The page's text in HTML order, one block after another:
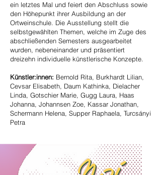
ein letztes Mal und feiert den Abschluss sowie
den Höhepunkt ihrer Ausbildung an der
Ortweinschule. Die Ausstellung stellt die
selbstgewählten Themen, welche im Zuge des
abschließenden Semesters ausgearbeitet
wurden, nebeneinander und präsentiert
dreizehn individuelle künstlerische Konzepte.
Künstler:innen: Bernold Rita, Burkhardt Lilian,
Cevsar Elisabeth, Daum Kathinka, Dielacher
Linda, Gotschier Marie, Gugg Laura, Haas
Johanna, Johannsen Zoe, Kassar Jonathan,
Schermann Helena, Supper Raphaela, Turcsányi
Petra